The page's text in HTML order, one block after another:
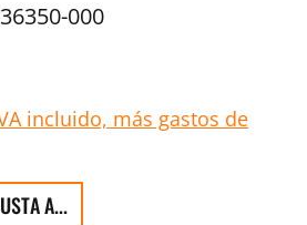
36350-000
incluido, más gastos de
A...